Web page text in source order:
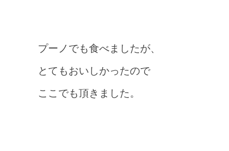
プーノでも食べましたが、
とてもおいしかったので
ここでも頂きました。